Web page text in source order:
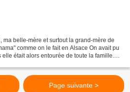
ma belle-mère et surtout la grand-mère de
comme on le fait en Alsace On avait pu
était alors entourée de toute la famille.
Page suivante >